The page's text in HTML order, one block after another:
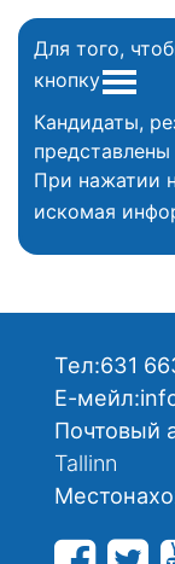
Для того,
кнопку
Кандидаты,
При нажатии
искомая
Тел:631
Е-мейл:
Почтовый
Tallinn